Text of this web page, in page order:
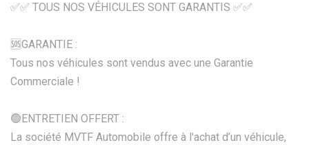
✅✅ TOUS NOS VÉHICULES SONT GARANTIS ✅✅
🆘️GARANTIE :
Tous nos véhicules sont vendus avec une Garantie
Commerciale !
🟢ENTRETIEN OFFERT :
La société MVTF Automobile offre à l'achat d’un véhicule,